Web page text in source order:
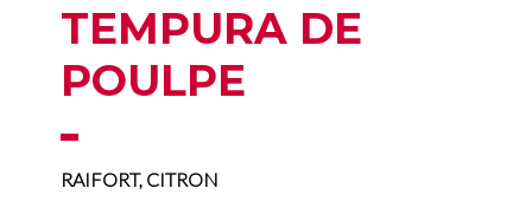
TEMPURA DE
POULPE
RAIFORT, CITRON